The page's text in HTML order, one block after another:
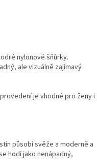
nylonové šňůrky.
ale vizuálně zajímavý
je vhodné pro ženy i
působí svěže a moderně a
hodí jako nenápadný,